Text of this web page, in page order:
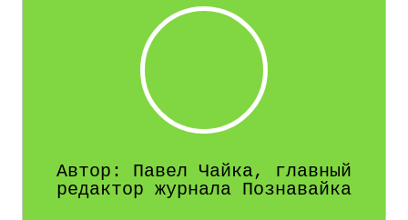
Автор: Павел Чайка, главный
редактор журнала Познавайка